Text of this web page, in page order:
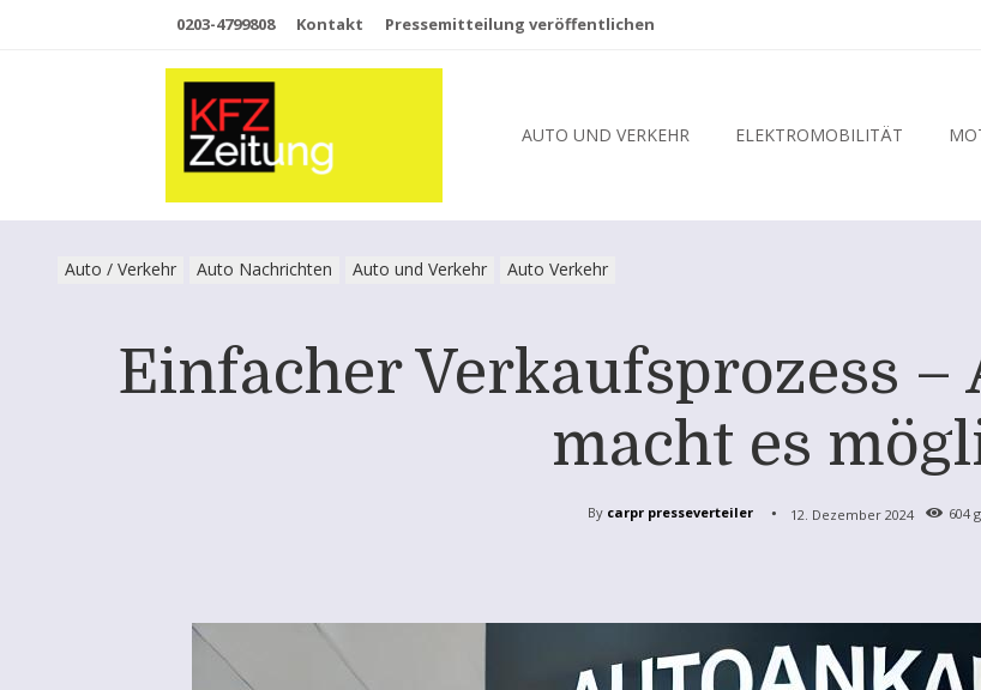
0203-4799808 Kontakt Pressemitteilung veröffentlichen
AUTO UND VERKEHR ELEKTROMOBILITÄT
Auto / Verkehr Auto Nachrichten Auto und Verkehr Auto Verkehr
Einfacher Verkaufsprozess –
macht es
By carpr presseverteiler 12. Dezember 2024 604